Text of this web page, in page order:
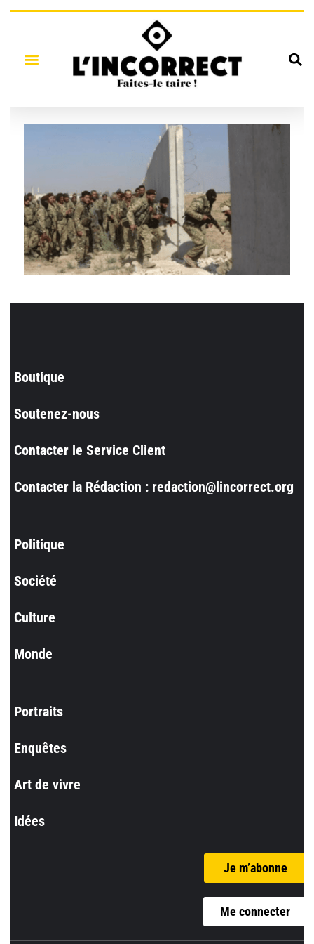
Boutique
Soutenez-nous
Contacter le Service Client
Contacter la Rédaction : redaction@lincorrect.org
Politique
Société
Culture
Monde
Portraits
Enquêtes
Art de vivre
Idées
Je m’abonne
Me connecter